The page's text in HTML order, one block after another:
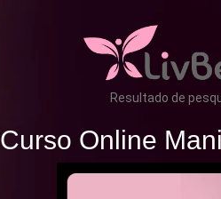
Resultado de
Curso Online